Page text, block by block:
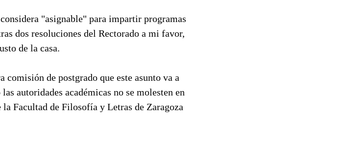
"asignable" para impartir programas
dos resoluciones del Rectorado a mi favor,
de la casa.
comisión de postgrado que este asunto va a
autoridades académicas no se molesten en
Facultad de Filosofía y Letras de Zaragoza